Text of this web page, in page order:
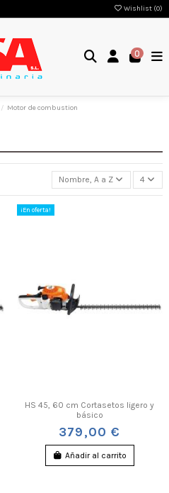
Wishlist (0)
0
Motor de combustion
Nombre, A a Z 4
¡En oferta!
HS 45, 60 cm Cortasetos ligero y
básico
379,00 €
Añadir al carrito